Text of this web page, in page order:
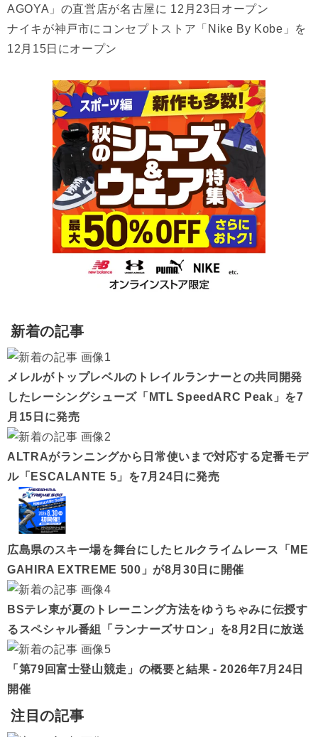
AGOYA」の直営店が名古屋に 12月23日オープン
ナイキが神戸市にコンセプトストア「Nike By Kobe」を
12月15日にオープン
新着の記事
メレルがトップレベルのトレイルランナーとの共同開発
したレーシングシューズ「MTL SpeedARC Peak」を7
月15日に発売
ALTRAがランニングから日常使いまで対応する定番モデ
ル「ESCALANTE 5」を7月24日に発売
広島県のスキー場を舞台にしたヒルクライムレース「ME
GAHIRA EXTREME 500」が8月30日に開催
BSテレ東が夏のトレーニング方法をゆうちゃみに伝授す
るスペシャル番組「ランナーズサロン」を8月2日に放送
「第79回富士登山競走」の概要と結果 - 2026年7月24日
開催
注目の記事